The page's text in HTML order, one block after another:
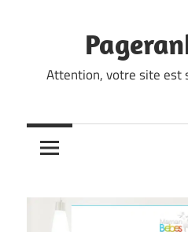
Attention, votre site est